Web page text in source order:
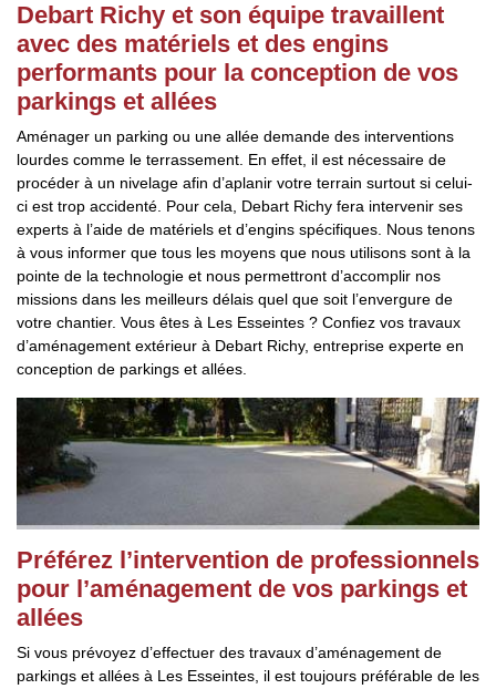
Debart Richy et son équipe travaillent
avec des matériels et des engins
performants pour la conception de vos
parkings et allées
Aménager un parking ou une allée demande des interventions
lourdes comme le terrassement. En effet, il est nécessaire de
procéder à un nivelage afin d’aplanir votre terrain surtout si celui-
ci est trop accidenté. Pour cela, Debart Richy fera intervenir ses
experts à l’aide de matériels et d’engins spécifiques. Nous tenons
à vous informer que tous les moyens que nous utilisons sont à la
pointe de la technologie et nous permettront d’accomplir nos
missions dans les meilleurs délais quel que soit l’envergure de
votre chantier. Vous êtes à Les Esseintes ? Confiez vos travaux
d’aménagement extérieur à Debart Richy, entreprise experte en
conception de parkings et allées.
Préférez l’intervention de professionnels
pour l’aménagement de vos parkings et
allées
Si vous prévoyez d’effectuer des travaux d’aménagement de
parkings et allées à Les Esseintes, il est toujours préférable de les